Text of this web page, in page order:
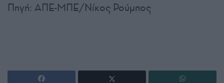
Πηγή: ΑΠΕ-ΜΠΕ/Νίκος Ρούμπος